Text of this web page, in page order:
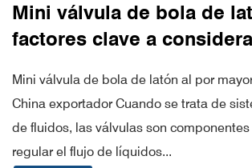
Mini válvula de bola de
factores clave a
Mini válvula de bola de latón al por
China exportador Cuando se trata de
de fluidos, las válvulas son
regular el flujo de líquidos...